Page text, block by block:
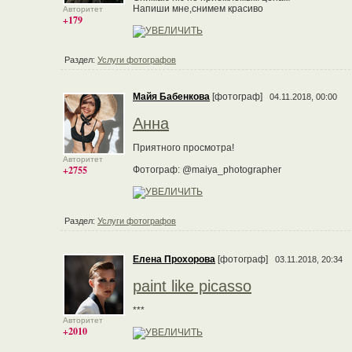
Авторитет
+179
Напиши мне,снимем красиво
Раздел: Услуги фотографов
Авторитет
+2755
Майя Бабенкова [фотограф] 04.11.2018, 00:00
Анна
Приятного просмотра!
Фотограф: @maiya_photographer
Раздел: Услуги фотографов
Авторитет
+2010
Елена Прохорова [фотограф] 03.11.2018, 20:34
paint like picasso
***